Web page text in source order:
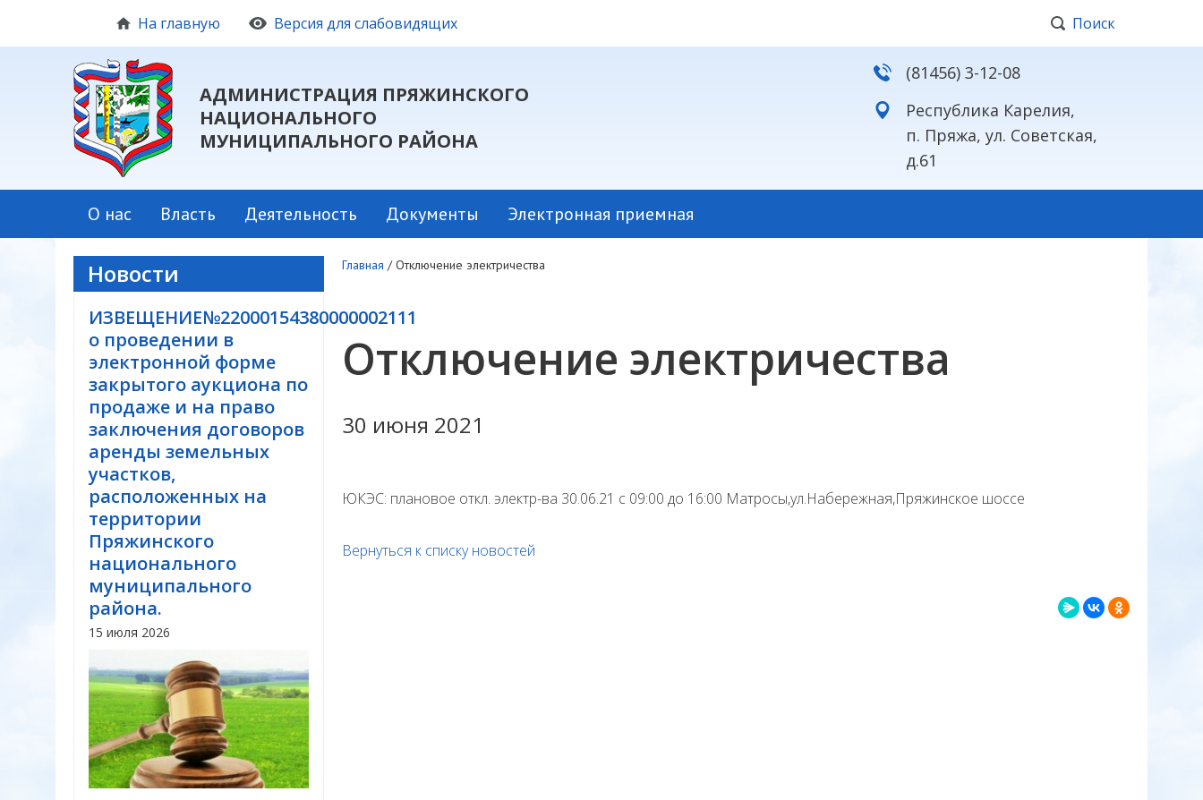
На главную Версия для слабовидящих Поиск
АДМИНИСТРАЦИЯ ПРЯЖИНСКОГО
НАЦИОНАЛЬНОГО
МУНИЦИПАЛЬНОГО РАЙОНА
(81456) 3-12-08
Республика Карелия,
п. Пряжа, ул. Советская,
д.61
О нас Власть Деятельность Документы Электронная приемная
Новости
ИЗВЕЩЕНИЕ№22000154380000002111
о проведении в
электронной форме
закрытого аукциона по
продаже и на право
заключения договоров
аренды земельных
участков,
расположенных на
территории
Пряжинского
национального
муниципального
района.
15 июля 2026
Главная /Отключение электричества
Отключение электричества
30 июня 2021
ЮКЭС: плановое откл. электр-ва 30.06.21 с 09:00 до 16:00 Матросы,ул.Набережная,Пряжинское шоссе
Вернуться к списку новостей